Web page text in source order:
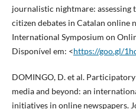
journalistic nightmare: assessing
citizen debates in Catalan online
International Symposium on
Disponível em: <https://goo.gl/
DOMINGO, D. et al.
media and beyond: an
initiatives in online newspapers.